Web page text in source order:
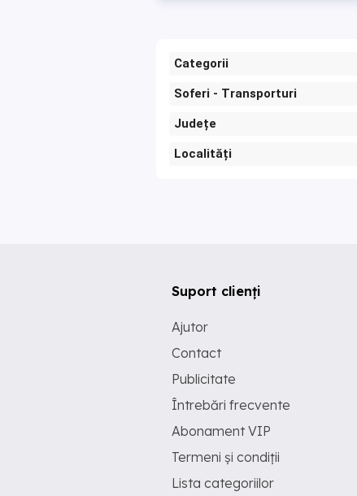
Categorii
Soferi - Transporturi
Județe
Localități
Suport clienți
Ajutor
Contact
Publicitate
Întrebări frecvente
Abonament VIP
Termeni și condiții
Lista categoriilor